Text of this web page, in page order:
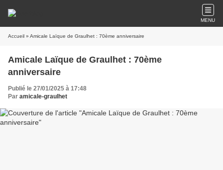
MENU
Accueil » Amicale Laïque de Graulhet : 70ème anniversaire
Amicale Laïque de Graulhet : 70ème
anniversaire
Publié le 27/01/2025 à 17:48
Par amicale-graulhet